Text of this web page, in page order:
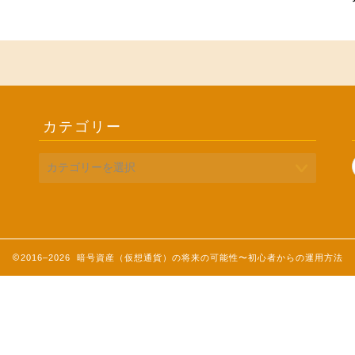
カテゴリー
2016–2026 暗号資産（仮想通貨）の将来の可能性〜初心者からの運用方法